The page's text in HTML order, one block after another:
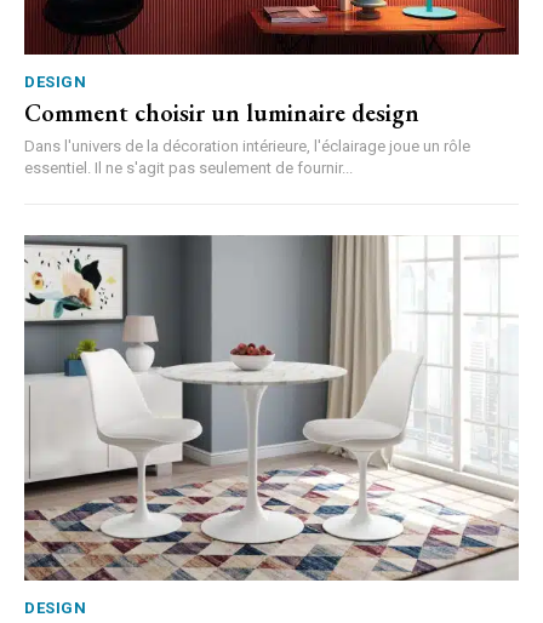
DESIGN
Comment choisir un luminaire design
Dans l'univers de la décoration intérieure, l'éclairage joue un rôle
essentiel. Il ne s'agit pas seulement de fournir...
DESIGN